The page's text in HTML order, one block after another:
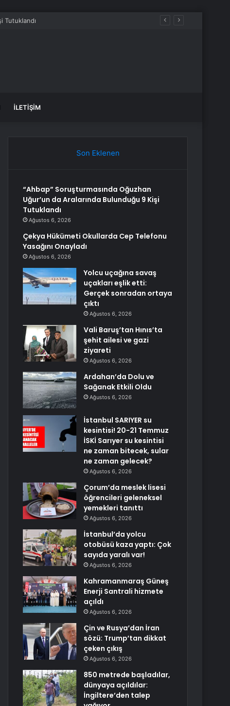
İLETIŞIM
Son Eklenen
“Ahbap” Soruşturmasında Oğuzhan
Uğur’un da Aralarında Bulunduğu 9 Kişi
Tutuklandı
Ağustos 6, 2026
Çekya Hükümeti Okullarda Cep Telefonu
Yasağını Onayladı
Ağustos 6, 2026
Yolcu uçağına savaş
uçakları eşlik etti:
Gerçek sonradan ortaya
çıktı
Ağustos 6, 2026
Vali Baruş’tan Hınıs’ta
şehit ailesi ve gazi
ziyareti
Ağustos 6, 2026
Ardahan’da Dolu ve
Sağanak Etkili Oldu
Ağustos 6, 2026
İstanbul SARIYER su
kesintisi! 20-21 Temmuz
İSKİ Sarıyer su kesintisi
ne zaman bitecek, sular
ne zaman gelecek?
Ağustos 6, 2026
Çorum’da meslek lisesi
öğrencileri geleneksel
yemekleri tanıttı
Ağustos 6, 2026
İstanbul’da yolcu
otobüsü kaza yaptı: Çok
sayıda yaralı var!
Ağustos 6, 2026
Kahramanmaraş Güneş
Enerji Santrali hizmete
açıldı
Ağustos 6, 2026
Çin ve Rusya’dan İran
sözü: Trump’tan dikkat
çeken çıkış
Ağustos 6, 2026
850 metrede başladılar,
dünyaya açıldılar:
İngiltere’den talep